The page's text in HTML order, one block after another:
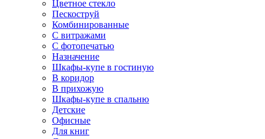
Цветное стекло
Пескоструй
Комбинированные
С витражами
С фотопечатью
Назначение
Шкафы-купе в гостиную
В коридор
В прихожую
Шкафы-купе в спальню
Детские
Офисные
Для книг